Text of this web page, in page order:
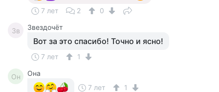
7 лет 2 0
Зв Звездочёт
Вот за это спасибо! Точно и ясно!
7 лет 1
Он
Она
7 лет
1